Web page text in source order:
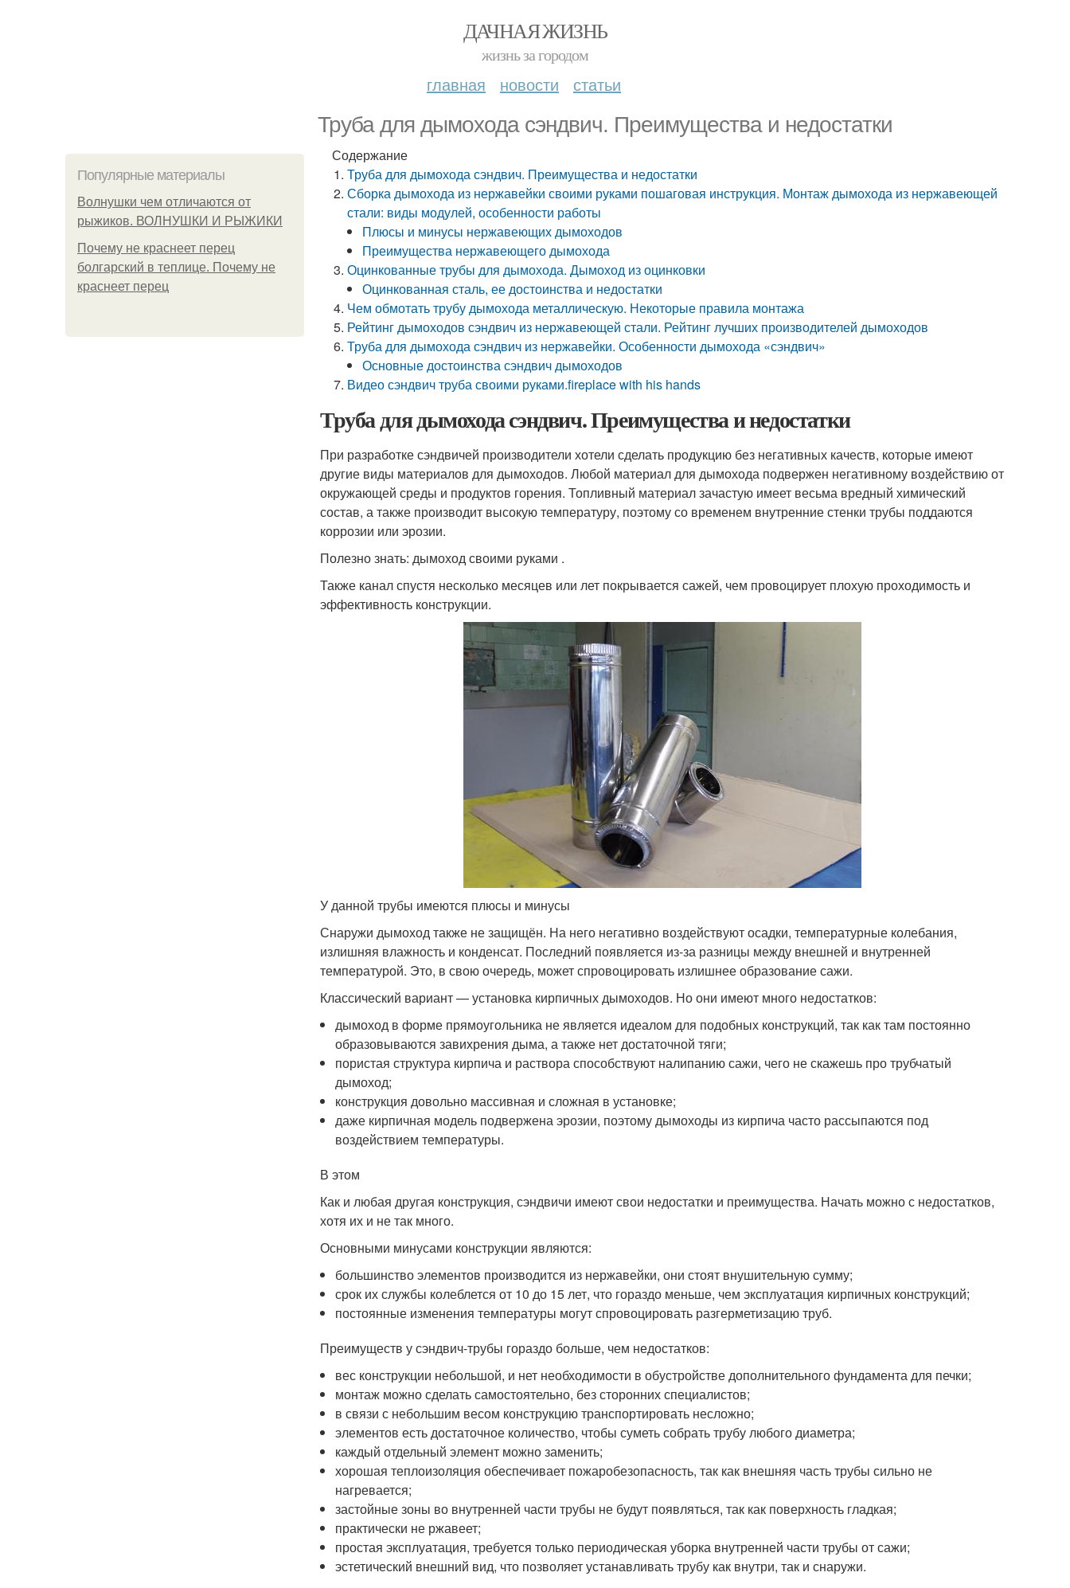
ДАЧНАЯ ЖИЗНЬ
жизнь за городом
главная новости статьи
Труба для дымохода сэндвич. Преимущества и недостатки
Популярные материалы
Волнушки чем отличаются от
рыжиков. ВОЛНУШКИ И РЫЖИКИ
Почему не краснеет перец
болгарский в теплице. Почему не
краснеет перец
Содержание
Труба для дымохода сэндвич. Преимущества и недостатки
Сборка дымохода из нержавейки своими руками пошаговая инструкция. Монтаж дымохода из нержавеющей
стали: виды модулей, особенности работы
Плюсы и минусы нержавеющих дымоходов
Преимущества нержавеющего дымохода
Оцинкованные трубы для дымохода. Дымоход из оцинковки
Оцинкованная сталь, ее достоинства и недостатки
Чем обмотать трубу дымохода металлическую. Некоторые правила монтажа
Рейтинг дымоходов сэндвич из нержавеющей стали. Рейтинг лучших производителей дымоходов
Труба для дымохода сэндвич из нержавейки. Особенности дымохода «сэндвич»
Основные достоинства сэндвич дымоходов
Видео сэндвич труба своими руками.fireplace with his hands
Труба для дымохода сэндвич. Преимущества и недостатки
При разработке сэндвичей производители хотели сделать продукцию без негативных качеств, которые имеют
другие виды материалов для дымоходов. Любой материал для дымохода подвержен негативному воздействию от
окружающей среды и продуктов горения. Топливный материал зачастую имеет весьма вредный химический
состав, а также производит высокую температуру, поэтому со временем внутренние стенки трубы поддаются
коррозии или эрозии.
Полезно знать: дымоход своими руками .
Также канал спустя несколько месяцев или лет покрывается сажей, чем провоцирует плохую проходимость и
эффективность конструкции.
У данной трубы имеются плюсы и минусы
Снаружи дымоход также не защищён. На него негативно воздействуют осадки, температурные колебания,
излишняя влажность и конденсат. Последний появляется из-за разницы между внешней и внутренней
температурой. Это, в свою очередь, может спровоцировать излишнее образование сажи.
Классический вариант — установка кирпичных дымоходов. Но они имеют много недостатков:
дымоход в форме прямоугольника не является идеалом для подобных конструкций, так как там постоянно
образовываются завихрения дыма, а также нет достаточной тяги;
пористая структура кирпича и раствора способствуют налипанию сажи, чего не скажешь про трубчатый
дымоход;
конструкция довольно массивная и сложная в установке;
даже кирпичная модель подвержена эрозии, поэтому дымоходы из кирпича часто рассыпаются под
воздействием температуры.
В этом
Как и любая другая конструкция, сэндвичи имеют свои недостатки и преимущества. Начать можно с недостатков,
хотя их и не так много.
Основными минусами конструкции являются:
большинство элементов производится из нержавейки, они стоят внушительную сумму;
срок их службы колеблется от 10 до 15 лет, что гораздо меньше, чем эксплуатация кирпичных конструкций;
постоянные изменения температуры могут спровоцировать разгерметизацию труб.
Преимуществ у сэндвич-трубы гораздо больше, чем недостатков:
вес конструкции небольшой, и нет необходимости в обустройстве дополнительного фундамента для печки;
монтаж можно сделать самостоятельно, без сторонних специалистов;
в связи с небольшим весом конструкцию транспортировать несложно;
элементов есть достаточное количество, чтобы суметь собрать трубу любого диаметра;
каждый отдельный элемент можно заменить;
хорошая теплоизоляция обеспечивает пожаробезопасность, так как внешняя часть трубы сильно не
нагревается;
застойные зоны во внутренней части трубы не будут появляться, так как поверхность гладкая;
практически не ржавеет;
простая эксплуатация, требуется только периодическая уборка внутренней части трубы от сажи;
эстетический внешний вид, что позволяет устанавливать трубу как внутри, так и снаружи.